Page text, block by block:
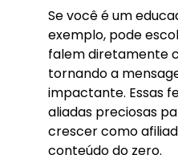
Se você é um
exemplo, pode
falem diretamente
tornando a
impactante. Essas
aliadas preciosas
crescer como
conteúdo do zero.